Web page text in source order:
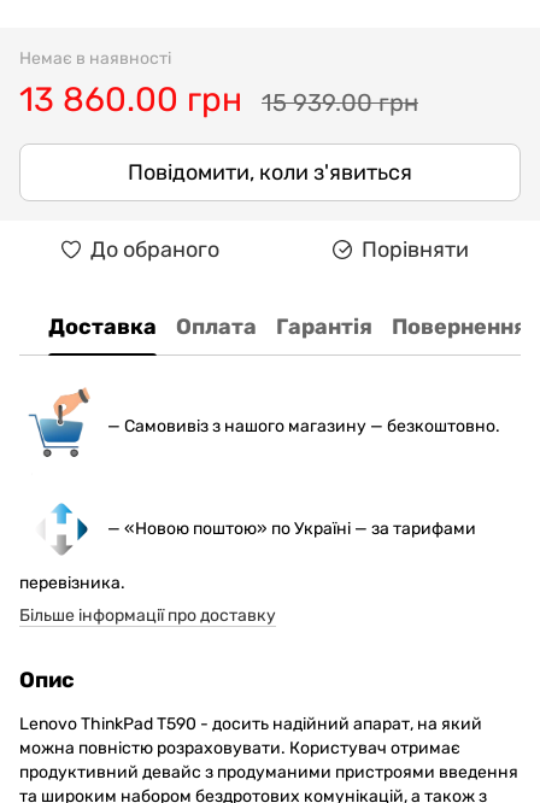
Немає в наявності
13 860.00 грн 15 939.00 грн
Повідомити, коли з'явиться
До обраного Порівняти
Доставка Оплата Гарантія Повернення
— Самовивіз з нашого магазину — безкоштовно.
— «Новою поштою» по Україні — за тарифами
перевізника.
Більше інформації про доставку
Опис
Lenovo ThinkPad T590 - досить надійний апарат, на який
можна повністю розраховувати. Користувач отримає
продуктивний девайс з продуманими пристроями введення
та широким набором бездротових комунікацій, а також з